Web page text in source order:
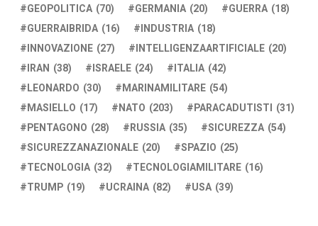
GEOPOLITICA (70) GERMANIA (20) GUERRA (18)
GUERRAIBRIDA (16) INDUSTRIA (18)
INNOVAZIONE (27) INTELLIGENZAARTIFICIALE (20)
IRAN (38) ISRAELE (24) ITALIA (42)
LEONARDO (30) MARINAMILITARE (54)
MASIELLO (17) NATO (203) PARACADUTISTI (31)
PENTAGONO (28) RUSSIA (35) SICUREZZA (54)
SICUREZZANAZIONALE (20) SPAZIO (25)
TECNOLOGIA (32) TECNOLOGIAMILITARE (16)
TRUMP (19) UCRAINA (82) USA (39)